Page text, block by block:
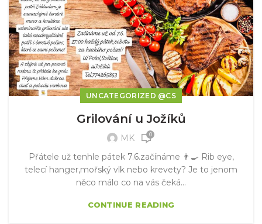
UNCATEGORIZED @CS
Grilování u Jožíků
MK 0
Přátele už tenhle pátek 7.6.začínáme 👨‍🍳 Rib eye,
telecí hanger,mořský vlk nebo krevety? Je to jenom
něco málo co na vás čeká...
CONTINUE READING